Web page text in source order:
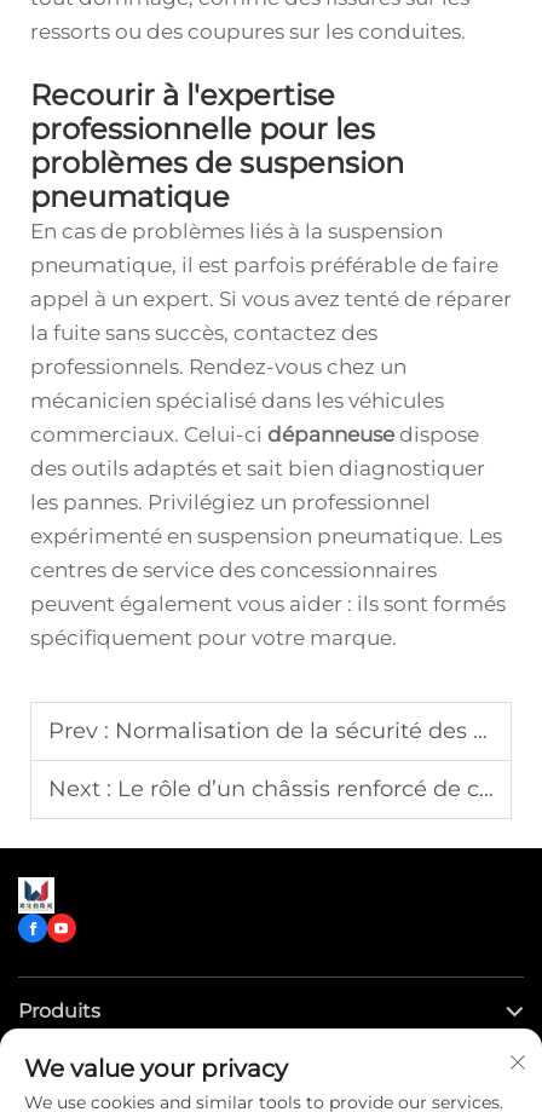
ressorts ou des coupures sur les conduites.
Recourir à l'expertise
professionnelle pour les
problèmes de suspension
pneumatique
En cas de problèmes liés à la suspension
pneumatique, il est parfois préférable de faire
appel à un expert. Si vous avez tenté de réparer
la fuite sans succès, contactez des
professionnels. Rendez-vous chez un
mécanicien spécialisé dans les véhicules
commerciaux. Celui-ci dépanneuse dispose
des outils adaptés et sait bien diagnostiquer
les pannes. Privilégiez un professionnel
expérimenté en suspension pneumatique. Les
centres de service des concessionnaires
peuvent également vous aider : ils sont formés
spécifiquement pour votre marque.
Prev : Normalisation de la sécurité des flottes grâce aux protocoles de conformité NFPA 1917
Next : Le rôle d’un châssis renforcé de camion de pompiers dans les opérations de secours extrêmes
Produits
Liens rapides
We value your privacy
We use cookies and similar tools to provide our services.